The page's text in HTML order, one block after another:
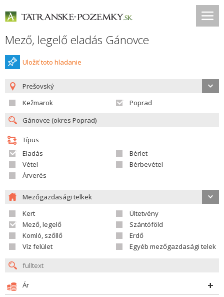
Mező, legelő eladás Gánovce
Uložiť toto hladanie
Prešovský
Kežmarok
Poprad
Típus
Eladás
Bérlet
Vétel
Bérbevétel
Árverés
Mezőgazdasági telkek
Kert
Ültetvény
Mező, legelő
Szántóföld
Komló, szőllő
Erdő
Víz felület
Egyéb mezőgazdasági telek
Ár